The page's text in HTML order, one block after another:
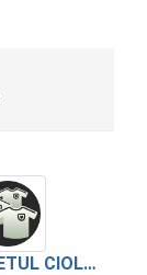
AS TINERETUL CIOLANESTI